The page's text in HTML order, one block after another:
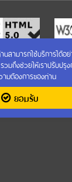
มเว็บไซต์เก่า
นสามารถใช้บริการได้อ
มถึงช่วยให้เราปรับปรุ
มต้องการของท่าน
ยอมรับ